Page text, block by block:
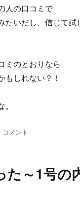
区･
総
17
物
年
改
が
【あ
人の口コミで
たいだし、信じて
ミのとおりなら
もしれない？！
文
作
成
コメント
た～1号の